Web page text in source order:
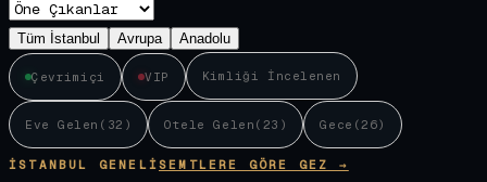
Tüm İstanbul Avrupa Anadolu
Çevrimiçi VIP Kimliği İncelenen
Eve Gelen ( 32 ) Otele Gelen ( 23 ) Gece (26)
İSTANBUL GENELISEMTLERE GÖRE GEZ →